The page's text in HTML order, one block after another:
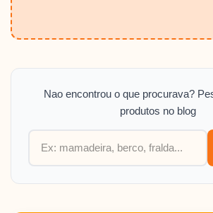
Nao encontrou o que procurava?
produtos no blog